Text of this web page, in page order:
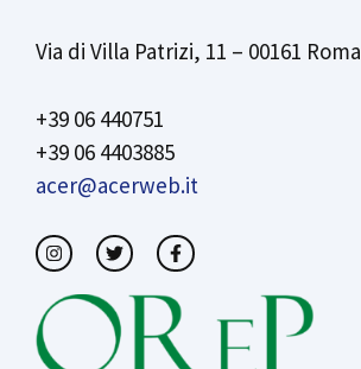
Via di Villa Patrizi, 11 – 00161 Roma
+39 06 440751
+39 06 4403885
acer@acerweb.it